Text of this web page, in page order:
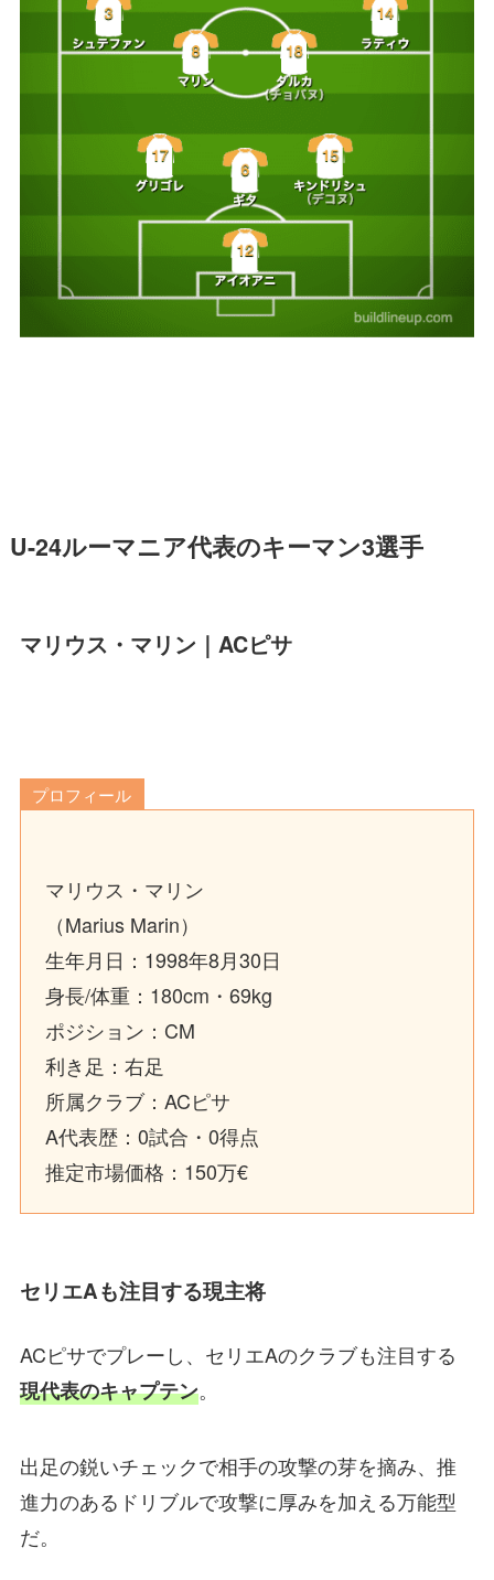
U-24ルーマニア代表のキーマン3選手
マリウス・マリン｜ACピサ
プロフィール
マリウス・マリン
（Marius Marin）
生年月日：1998年8月30日
身長/体重：180cm・69kg
ポジション：CM
利き足：右足
所属クラブ：ACピサ
A代表歴：0試合・0得点
推定市場価格：150万€
セリエAも注目する現主将
ACピサでプレーし、セリエAのクラブも注目する
現代表のキャプテン。
出足の鋭いチェックで相手の攻撃の芽を摘み、推
進力のあるドリブルで攻撃に厚みを加える万能型
だ。